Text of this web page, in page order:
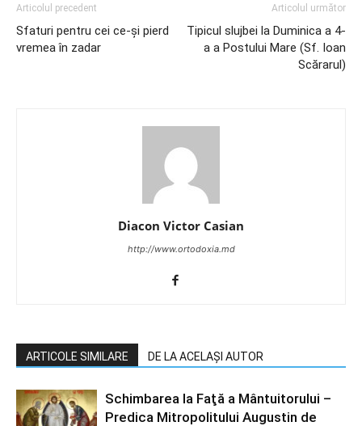
Articolul precedent
Sfaturi pentru cei ce-și pierd
vremea în zadar
Articolul următor
Tipicul slujbei la Duminica a 4-
a a Postului Mare (Sf. Ioan
Scărarul)
Diacon Victor Casian
http://www.ortodoxia.md
ARTICOLE SIMILARE DE LA ACELAȘI AUTOR
Schimbarea la Faţă a Mântuitorului –
Predica Mitropolitului Augustin de